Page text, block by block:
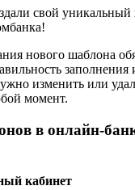
свой
нового шаблона
изменить или
момент.
в онлайн-
кабинет